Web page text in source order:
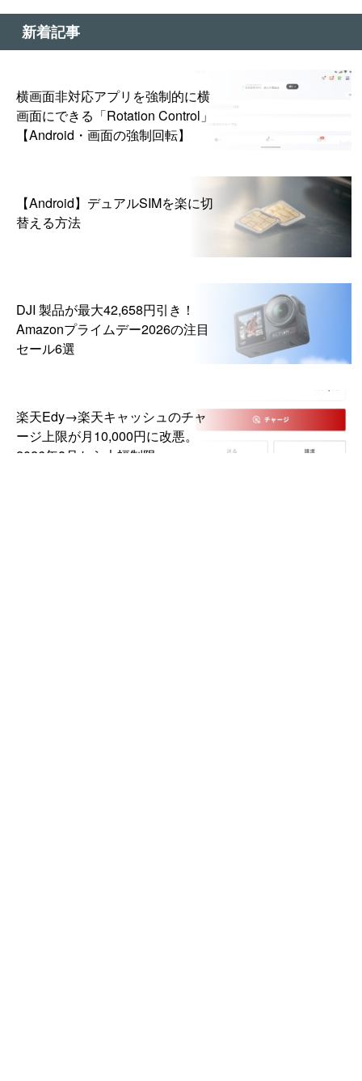
新着記事
横画面非対応アプリを強制的に横
画面にできる「Rotation Control」
【Android・画面の強制回転】
【Android】デュアルSIMを楽に切
替える方法
DJI 製品が最大42,658円引き！
Amazonプライムデー2026の注目
セール6選
楽天Edy→楽天キャッシュのチャ
ージ上限が月10,000円に改悪。
2026年8月から大幅制限